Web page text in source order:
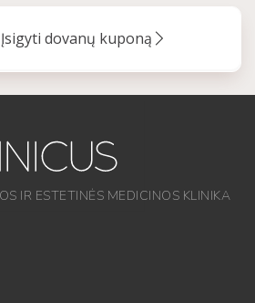
Įsigyti dovanų kuponą
IR ESTETINĖS MEDICINOS KLINIKA